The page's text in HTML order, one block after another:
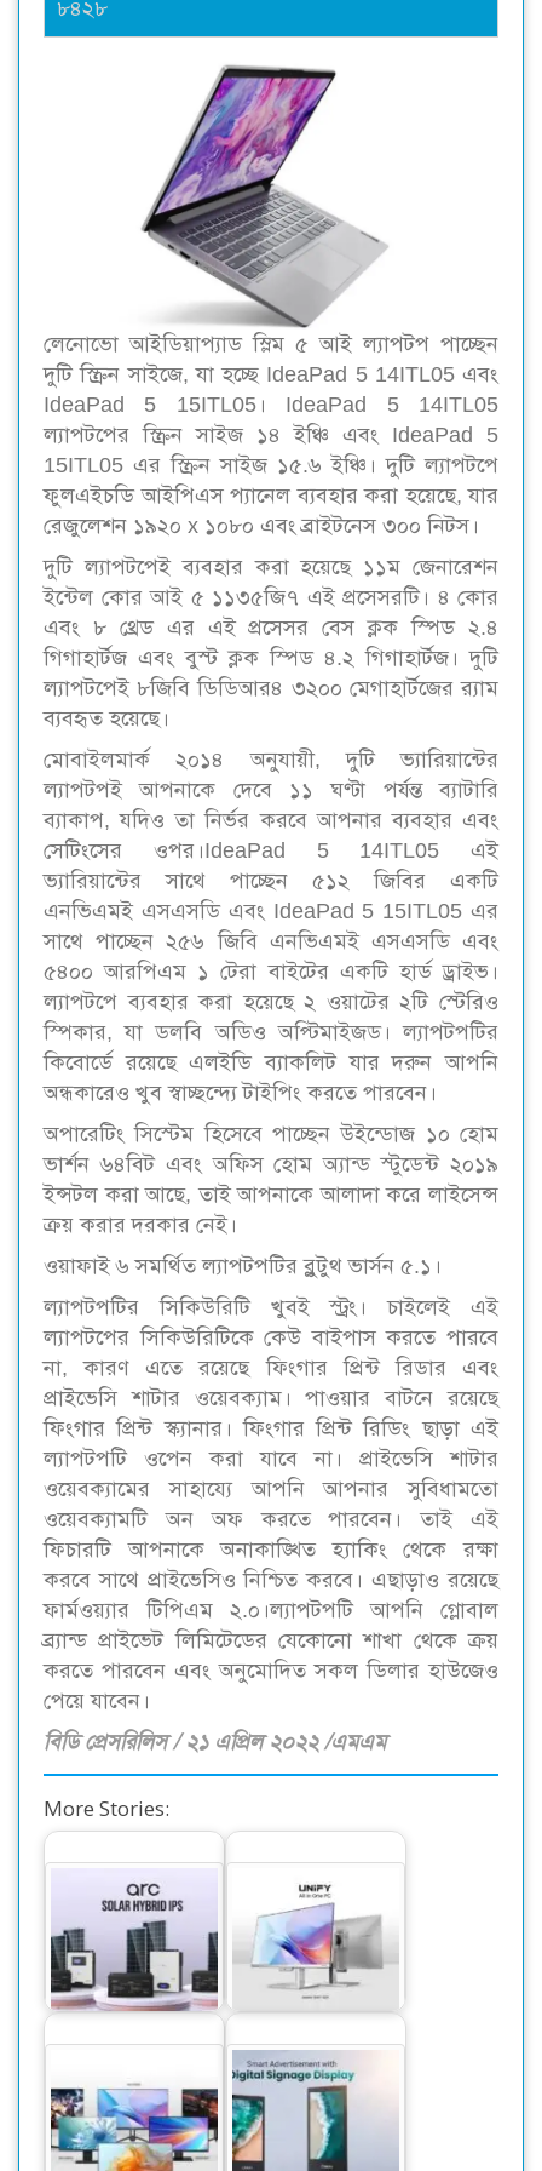
৮৪২৮
লেনোভো আইডিয়াপ্যাড স্লিম ৫ আই ল্যাপটপ পাচ্ছেন
দুটি স্ক্রিন সাইজে, যা হচ্ছে IdeaPad 5 14ITL05 এবং
IdeaPad 5 15ITL05। IdeaPad 5 14ITL05
ল্যাপটপের স্ক্রিন সাইজ ১৪ ইঞ্চি এবং IdeaPad 5
15ITL05 এর স্ক্রিন সাইজ ১৫.৬ ইঞ্চি। দুটি ল্যাপটপে
ফুলএইচডি আইপিএস প্যানেল ব্যবহার করা হয়েছে, যার
রেজুলেশন ১৯২০ x ১০৮০ এবং ব্রাইটনেস ৩০০ নিটস।
দুটি ল্যাপটপেই ব্যবহার করা হয়েছে ১১ম জেনারেশন
ইন্টেল কোর আই ৫ ১১৩৫জি৭ এই প্রসেসরটি। ৪ কোর
এবং ৮ থ্রেড এর এই প্রসেসর বেস ক্লক স্পিড ২.৪
গিগাহার্টজ এবং বুস্ট ক্লক স্পিড ৪.২ গিগাহার্টজ। দুটি
ল্যাপটপেই ৮জিবি ডিডিআর৪ ৩২০০ মেগাহার্টজের র‍্যাম
ব্যবহৃত হয়েছে।
মোবাইলমার্ক ২০১৪ অনুযায়ী, দুটি ভ্যারিয়ান্টের
ল্যাপটপই আপনাকে দেবে ১১ ঘণ্টা পর্যন্ত ব্যাটারি
ব্যাকাপ, যদিও তা নির্ভর করবে আপনার ব্যবহার এবং
সেটিংসের ওপর।IdeaPad 5 14ITL05 এই
ভ্যারিয়ান্টের সাথে পাচ্ছেন ৫১২ জিবির একটি
এনভিএমই এসএসডি এবং IdeaPad 5 15ITL05 এর
সাথে পাচ্ছেন ২৫৬ জিবি এনভিএমই এসএসডি এবং
৫৪০০ আরপিএম ১ টেরা বাইটের একটি হার্ড ড্রাইভ।
ল্যাপটপে ব্যবহার করা হয়েছে ২ ওয়াটের ২টি স্টেরিও
স্পিকার, যা ডলবি অডিও অপ্টিমাইজড। ল্যাপটপটির
কিবোর্ডে রয়েছে এলইডি ব্যাকলিট যার দরুন আপনি
অন্ধকারেও খুব স্বাচ্ছন্দ্যে টাইপিং করতে পারবেন।
অপারেটিং সিস্টেম হিসেবে পাচ্ছেন উইন্ডোজ ১০ হোম
ভার্শন ৬৪বিট এবং অফিস হোম অ্যান্ড স্টুডেন্ট ২০১৯
ইন্সটল করা আছে, তাই আপনাকে আলাদা করে লাইসেন্স
ক্রয় করার দরকার নেই।
ওয়াফাই ৬ সমর্থিত ল্যাপটপটির ব্লুটুথ ভার্সন ৫.১।
ল্যাপটপটির সিকিউরিটি খুবই স্ট্রং। চাইলেই এই
ল্যাপটপের সিকিউরিটিকে কেউ বাইপাস করতে পারবে
না, কারণ এতে রয়েছে ফিংগার প্রিন্ট রিডার এবং
প্রাইভেসি শাটার ওয়েবক্যাম। পাওয়ার বাটনে রয়েছে
ফিংগার প্রিন্ট স্ক্যানার। ফিংগার প্রিন্ট রিডিং ছাড়া এই
ল্যাপটপটি ওপেন করা যাবে না। প্রাইভেসি শাটার
ওয়েবক্যামের সাহায্যে আপনি আপনার সুবিধামতো
ওয়েবক্যামটি অন অফ করতে পারবেন। তাই এই
ফিচারটি আপনাকে অনাকাঙ্খিত হ্যাকিং থেকে রক্ষা
করবে সাথে প্রাইভেসিও নিশ্চিত করবে। এছাড়াও রয়েছে
ফার্মওয়্যার টিপিএম ২.০।ল্যাপটপটি আপনি গ্লোবাল
ব্র্যান্ড প্রাইভেট লিমিটেডের যেকোনো শাখা থেকে ক্রয়
করতে পারবেন এবং অনুমোদিত সকল ডিলার হাউজেও
পেয়ে যাবেন।
বিডি প্রেসরিলিস / ২১ এপ্রিল ২০২২ /এমএম
More Stories:
ওয়ালটন নিয়ে এলো
সোলার হাইব্রিড
আইপিএস
নতুন ২ মডেলের অল-
ইন-ওয়ান পিসি বাজারে
ছাড়লো ওয়ালটন
ফোরকে ডিসপ্লেসহ ৯
মডেলের ওয়ালটন
ওয়ালটন নিয়ে এলো
ডিজিটাল সাইনেজ